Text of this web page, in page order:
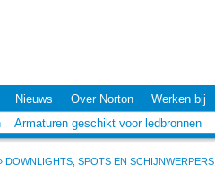
Nieuws Over Norton Werken bij
Armaturen geschikt voor ledbronnen
DOWNLIGHTS, SPOTS EN SCHIJNWERPERS